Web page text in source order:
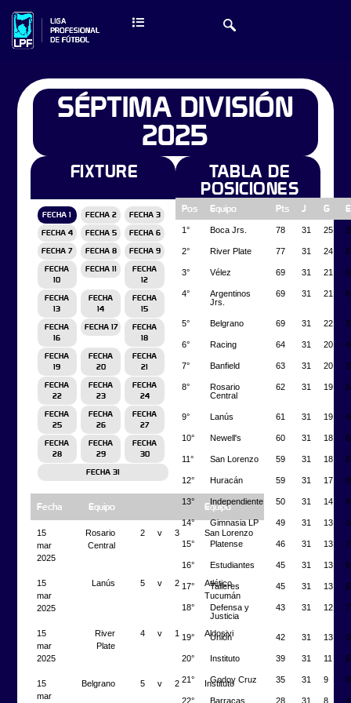
SÉPTIMA DIVISIÓN
2025
FIXTURE
FECHA 1 FECHA 2 FECHA 3
FECHA 4 FECHA 5 FECHA 6
FECHA 7 FECHA 8 FECHA 9
FECHA
10
FECHA 11
FECHA
12
FECHA
13
FECHA
14
FECHA
15
FECHA
16
FECHA 17
FECHA
18
FECHA
19
FECHA
20
FECHA
21
FECHA
22
FECHA
23
FECHA
24
FECHA
25
FECHA
26
FECHA
27
FECHA
28
FECHA
29
FECHA
30
FECHA 31
Fecha Equipo Equipo
15
mar
2025
Rosario
Central
2 v 3 San Lorenzo
15
mar
2025
Lanús 5 v 2
Atlético
Tucumán
15
mar
2025
River
Plate
4 v 1 Aldosivi
15
mar
Belgrano 5 v 2 Instituto
TABLA DE
POSICIONES
Pos Equipo Pts J G E
1° Boca Jrs. 78 31 25 3
2° River Plate 77 31 24 5
3° Vélez 69 31 21 6
4°
Argentinos
Jrs.
69 31 21 6
5° Belgrano 69 31 22 3
6° Racing 64 31 20 4
7° Banfield 63 31 20 3
8°
Rosario
Central
62 31 19 5
9° Lanús 61 31 19 4
10° Newell's 60 31 18 6
11° San Lorenzo 59 31 18 5
12° Huracán 59 31 17 8
13° Independiente 50 31 14 8
14° Gimnasia LP 49 31 13
15° Platense 46 31 13 7
16° Estudiantes 45 31 13 6
17° Talleres 45 31 13 6
18°
Defensa y
Justicia
43 31 12 7
19° Unión 42 31 13 3
20° Instituto 39 31 11 6
21° Godoy Cruz 35 31 9 8
22°
Barracas
28 31 8 4